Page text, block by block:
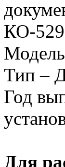
КО-
Тип –
Год
Для